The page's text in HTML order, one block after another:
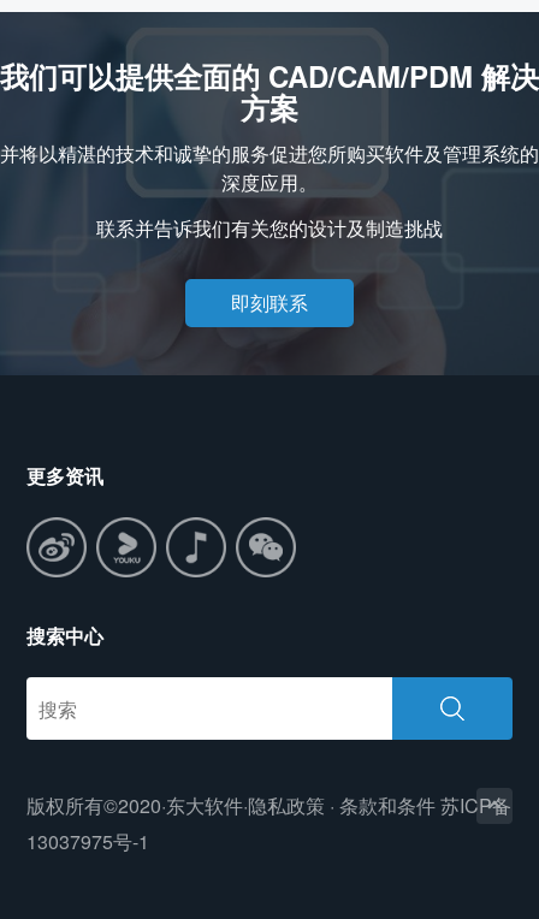
我们可以提供全面的 CAD/CAM/PDM 解决
方案
并将以精湛的技术和诚挚的服务促进您所购买软件及管理系统的
深度应用。
联系并告诉我们有关您的设计及制造挑战
即刻联系
更多资讯
搜索中心
版权所有©2020·东大软件·隐私政策 ·条款和条件苏ICP备
13037975号-1